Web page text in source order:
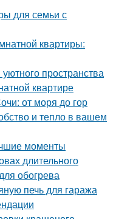
для семьи с
квартиры:
пространства
квартире
от моря до гор
и тепло в вашем
моменты
длительного
обогрева
печь для гаража